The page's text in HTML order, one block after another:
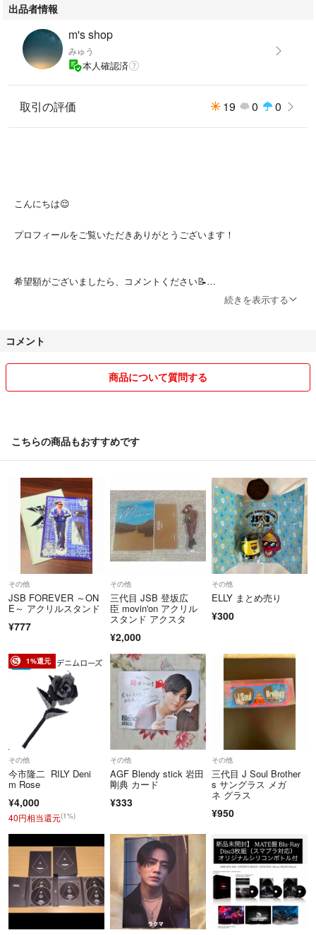
出品者情報
m's shop
みゅう
本人確認済
取引の評価 19 0 0
こんにちは😌
プロフィールをご覧いただきありがとうございます！
希望額がございましたら、コメントください📝
で取引させていただきます！🙇‍♀️
よろしくお願い致します
続きを表示する
コメント
商品について質問する
こちらの商品もおすすめです
その他
JSB FOREVER ～ON
E～ アクリルスタンド
¥777
その他
三代目 JSB 登坂広
臣 movin'on アクリル
スタンド アクスタ
¥2,000
その他
ELLY まとめ売り
¥300
1%還元
その他
今市隆二 RILY Deni
m Rose
¥4,000
40円相当還元(1%)
その他
AGF Blendy stick 岩田
剛典 カード
¥333
その他
三代目 J Soul Brother
s サングラス メガ
ネ グラス
¥950